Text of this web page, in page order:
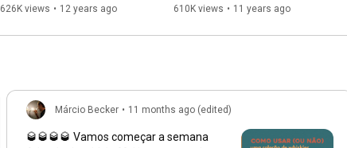
626K views • 12 years ago 610K views • 11 years ago
Márcio Becker • 11 months ago (edited)
🥃🥃🥃🥃 Vamos começar a semana